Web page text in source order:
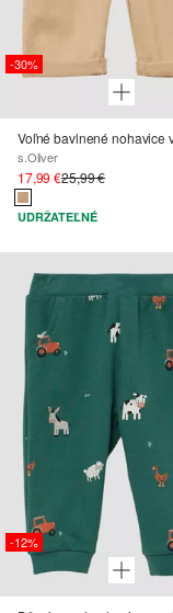
-30%
s.Oliver
17,99 €25,99 €
UDRŽATEĽNÉ
-12%